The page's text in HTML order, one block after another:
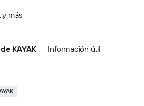
...y más
KAYAK Información útil